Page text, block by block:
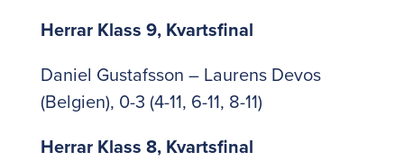
Herrar Klass 9, Kvartsfinal
Daniel Gustafsson – Laurens Devos
(Belgien), 0-3 (4-11, 6-11, 8-11)
Herrar Klass 8, Kvartsfinal